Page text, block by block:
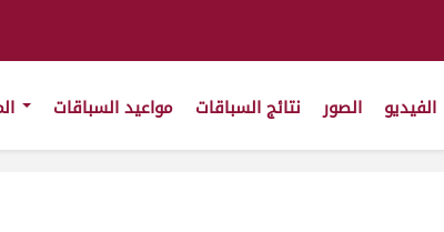
الصور نتائج السباقات مواعيد السباقات